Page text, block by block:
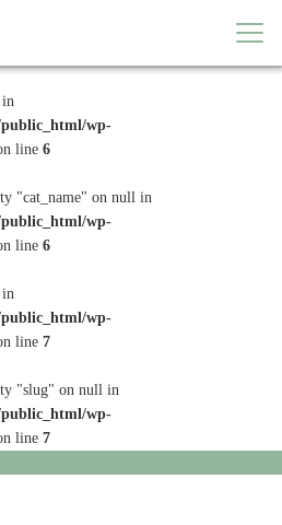
in
public_html/wp-
line 6
"cat_name" on null in
public_html/wp-
line 6
in
public_html/wp-
line 7
"slug" on null in
public_html/wp-
line 7